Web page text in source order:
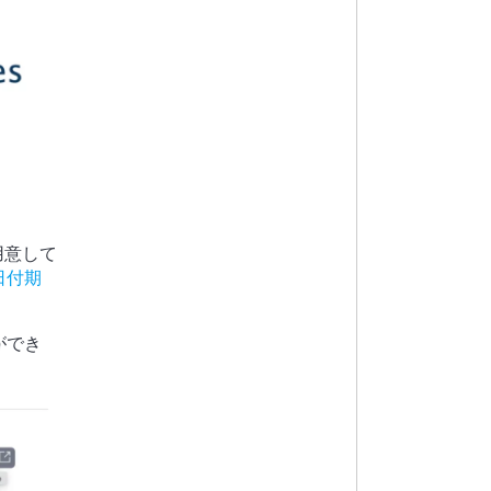
して
付期
でき